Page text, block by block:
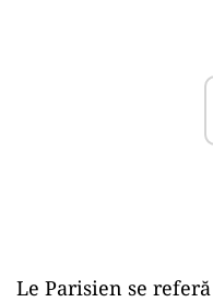
Le Parisien se